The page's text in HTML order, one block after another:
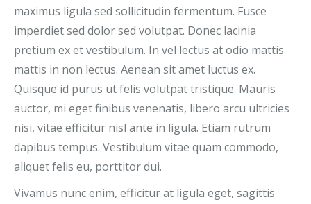
maximus ligula sed sollicitudin fermentum. Fusce
imperdiet sed dolor sed volutpat. Donec lacinia
pretium ex et vestibulum. In vel lectus at odio mattis
mattis in non lectus. Aenean sit amet luctus ex.
Quisque id purus ut felis volutpat tristique. Mauris
auctor, mi eget finibus venenatis, libero arcu ultricies
nisi, vitae efficitur nisl ante in ligula. Etiam rutrum
dapibus tempus. Vestibulum vitae quam commodo,
aliquet felis eu, porttitor dui.
Vivamus nunc enim, efficitur at ligula eget, sagittis